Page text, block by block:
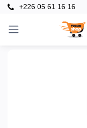
+226 05 61 16 16